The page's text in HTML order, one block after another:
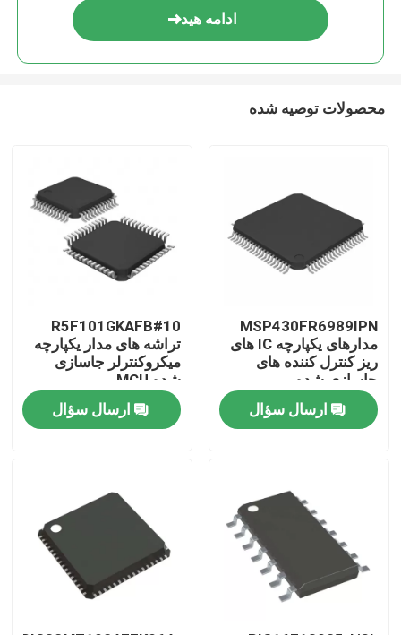
صفحه اصلی
محصولات
فیلم های
ادامه هید
محصولات توصیه شده
MSP430FR6989IPN
مدارهای یکپارچه IC های
ریز کنترل کننده های
جاسازی شده
ارسال سؤال
R5F101GKAFB#10
تراشه های مدار یکپارچه
میکروکنترلر جاسازی
شده MCU
ارسال سؤال